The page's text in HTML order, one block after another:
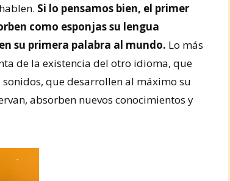
Si lo pensamos bien, el primer
como esponjas su lengua
su primera palabra al mundo. Lo más
de la existencia del otro idioma, que
que desarrollen al máximo su
absorben nuevos conocimientos y